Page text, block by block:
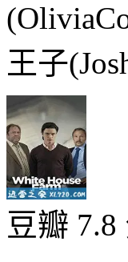
王子
豆瓣 7.8